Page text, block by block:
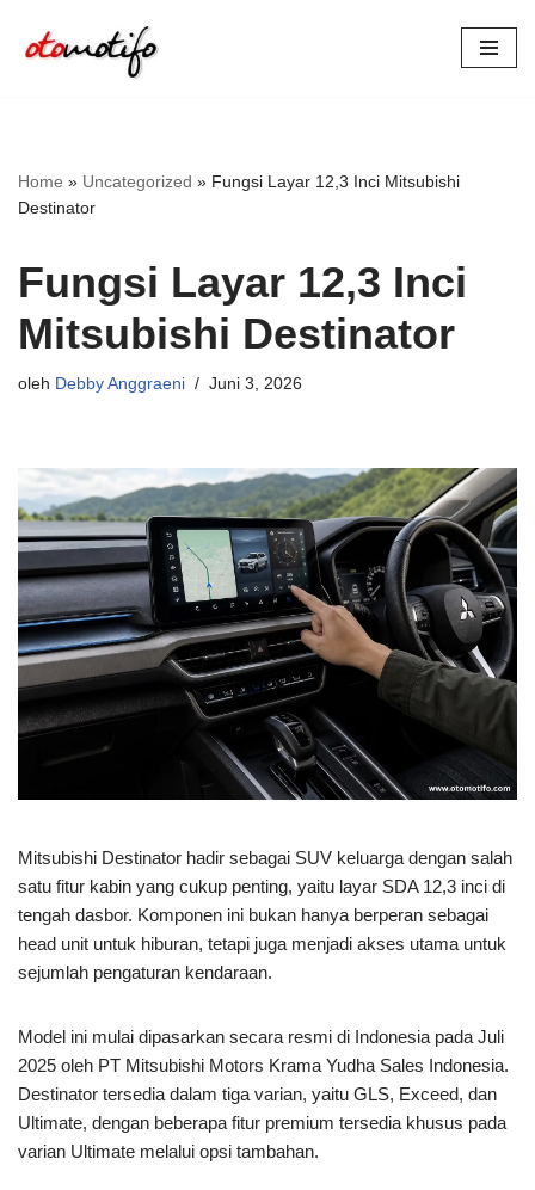
Lompat
Home » Uncategorized » Fungsi Layar 12,3 Inci Mitsubishi
Destinator
Fungsi Layar 12,3 Inci
Mitsubishi Destinator
oleh Debby Anggraeni Juni 3, 2026
Mitsubishi Destinator hadir sebagai SUV keluarga dengan salah
satu fitur kabin yang cukup penting, yaitu layar SDA 12,3 inci di
tengah dasbor. Komponen ini bukan hanya berperan sebagai
head unit untuk hiburan, tetapi juga menjadi akses utama untuk
sejumlah pengaturan kendaraan.
Model ini mulai dipasarkan secara resmi di Indonesia pada Juli
2025 oleh PT Mitsubishi Motors Krama Yudha Sales Indonesia.
Destinator tersedia dalam tiga varian, yaitu GLS, Exceed, dan
Ultimate, dengan beberapa fitur premium tersedia khusus pada
varian Ultimate melalui opsi tambahan.